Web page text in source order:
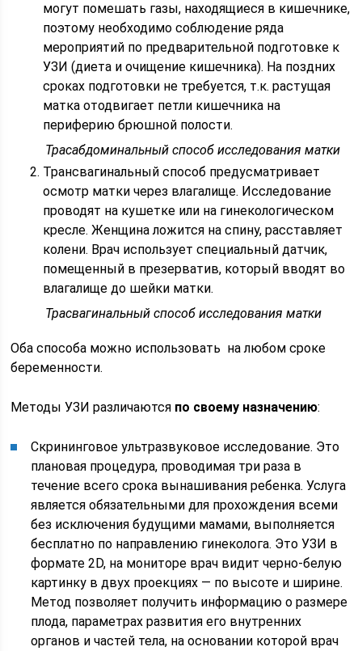
могут помешать газы, находящиеся в кишечнике,
поэтому необходимо соблюдение ряда
мероприятий по предварительной подготовке к
УЗИ (диета и очищение кишечника). На поздних
сроках подготовки не требуется, т.к. растущая
матка отодвигает петли кишечника на
периферию брюшной полости.
Трасабдоминальный способ исследования матки
Трансвагинальный способ предусматривает
осмотр матки через влагалище. Исследование
проводят на кушетке или на гинекологическом
кресле. Женщина ложится на спину, расставляет
колени. Врач использует специальный датчик,
помещенный в презерватив, который вводят во
влагалище до шейки матки.
Трасвагинальный способ исследования матки
Оба способа можно использовать на любом сроке
беременности.
Методы УЗИ различаются по своему назначению:
Скрининговое ультразвуковое исследование. Это
плановая процедура, проводимая три раза в
течение всего срока вынашивания ребенка. Услуга
является обязательными для прохождения всеми
без исключения будущими мамами, выполняется
бесплатно по направлению гинеколога. Это УЗИ в
формате 2D, на мониторе врач видит черно-белую
картинку в двух проекциях — по высоте и ширине.
Метод позволяет получить информацию о размере
плода, параметрах развития его внутренних
органов и частей тела, на основании которой врач